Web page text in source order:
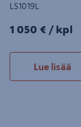
LS1019L
1050€/kpl
1 050 € / kpl
Lue lisää